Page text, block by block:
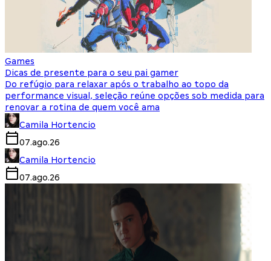
Games
Dicas de presente para o seu pai gamer
Do refúgio para relaxar após o trabalho ao topo da
performance visual, seleção reúne opções sob medida para
renovar a rotina de quem você ama
Camila Hortencio
07.ago.26
Camila Hortencio
07.ago.26